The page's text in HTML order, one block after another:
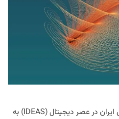
در نخستین همایش فرصت‌های ایران در عصر دیجیتال (IDEAS) به